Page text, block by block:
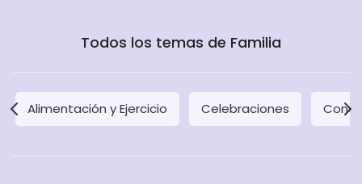
Todos los temas de Familia
Alimentación y Ejercicio Celebraciones